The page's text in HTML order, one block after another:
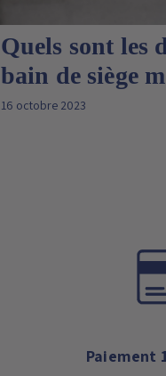
Quels sont les
bain de siège
16 octobre 2023
Paiement